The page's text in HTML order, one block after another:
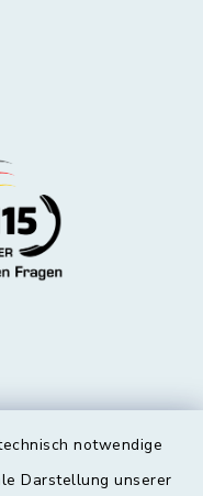
notwendige
Darstellung unserer